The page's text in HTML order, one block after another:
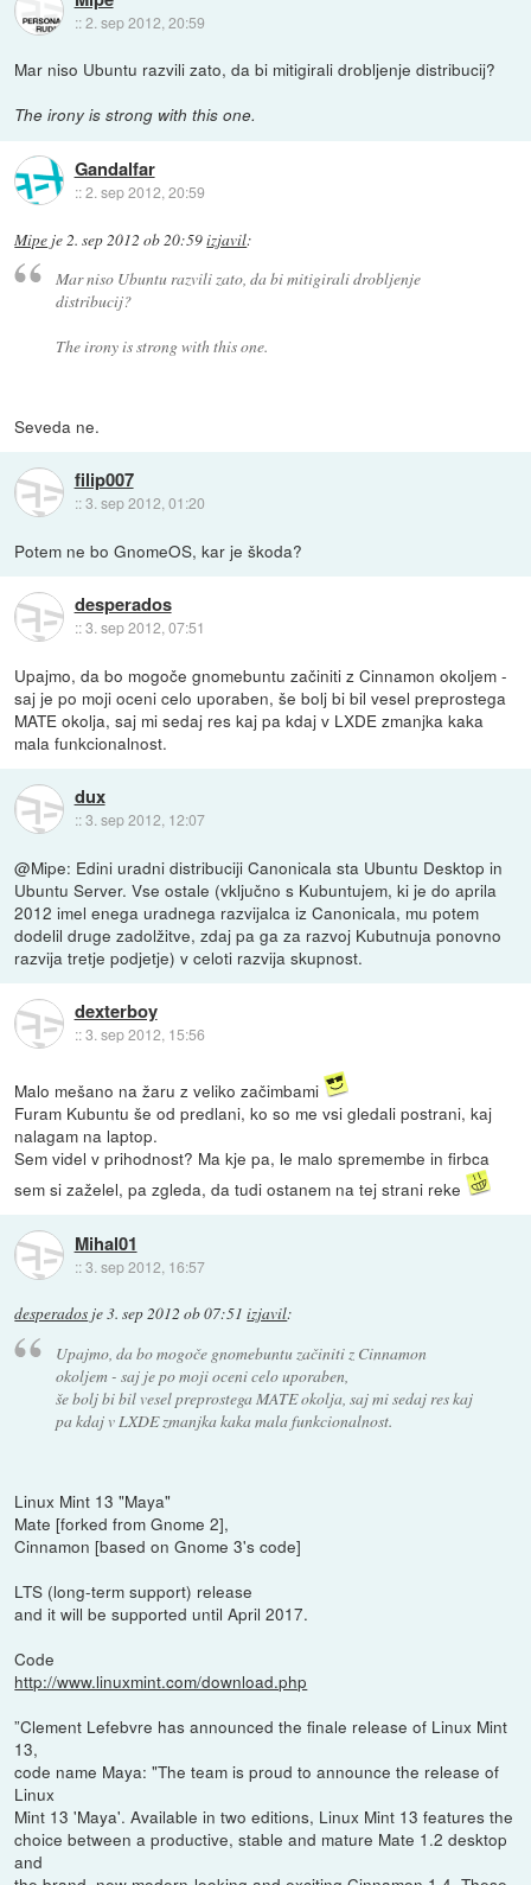
::2. sep 2012, 20:59
Mar niso Ubuntu razvili zato, da bi mitigirali drobljenje distribucij?
The irony is strong with this one.
Gandalfar
::2. sep 2012, 20:59
Mipe je 2. sep 2012 ob 20:59izjavil:
Mar niso Ubuntu razvili zato, da bi mitigirali drobljenje
distribucij?
The irony is strong with this one.
Seveda ne.
filip007
::3. sep 2012, 01:20
Potem ne bo GnomeOS, kar je škoda?
desperados
::3. sep 2012, 07:51
Upajmo, da bo mogoče gnomebuntu začiniti z Cinnamon okoljem -
saj je po moji oceni celo uporaben, še bolj bi bil vesel preprostega
MATE okolja, saj mi sedaj res kaj pa kdaj v LXDE zmanjka kaka
mala funkcionalnost.
dux
::3. sep 2012, 12:07
@Mipe: Edini uradni distribuciji Canonicala sta Ubuntu Desktop in
Ubuntu Server. Vse ostale (vključno s Kubuntujem, ki je do aprila
2012 imel enega uradnega razvijalca iz Canonicala, mu potem
dodelil druge zadolžitve, zdaj pa ga za razvoj Kubutnuja ponovno
razvija tretje podjetje) v celoti razvija skupnost.
dexterboy
::3. sep 2012, 15:56
Malo mešano na žaru z veliko začimbami
Furam Kubuntu še od predlani, ko so me vsi gledali postrani, kaj
nalagam na laptop.
Sem videl v prihodnost? Ma kje pa, le malo spremembe in firbca
sem si zaželel, pa zgleda, da tudi ostanem na tej strani reke
Mihal01
::3. sep 2012, 16:57
desperados je3. sep 2012 ob 07:51 izjavil:
Upajmo, da bo mogoče gnomebuntu začiniti z Cinnamon
okoljem - saj je po moji oceni celo uporaben,
še bolj bi bil vesel preprostega MATE okolja, saj mi sedaj res kaj
pa kdaj v LXDE zmanjka kaka mala funkcionalnost.
Linux Mint 13 "Maya"
Mate [forked from Gnome 2],
Cinnamon [based on Gnome 3's code]
LTS (long-term support) release
and it will be supported until April 2017.
Code
http://www.linuxmint.com/download.php
”Clement Lefebvre has announced the finale release of Linux Mint
13,
code name Maya: "The team is proud to announce the release of
Linux
Mint 13 'Maya'. Available in two editions, Linux Mint 13 features the
choice between a productive, stable and mature Mate 1.2 desktop
and